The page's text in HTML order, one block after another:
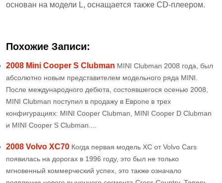
основан на модели L, оснащается также CD-плеером.
Похожие Записи:
2008 Mini Cooper S Clubman MINI Clubman 2008 года, был
абсолютно новым представителем модельного ряда MINI.
После международного дебюта, состоявшегося осенью 2008,
MINI Clubman поступил в продажу в Европе в трех
конфигурациях: MINI Cooper Clubman, MINI Cooper D Clubman
и MINI Cooper S Clubman....
2008 Volvo XC70 Когда первая модель XC от Volvo Cars
появилась на дорогах в 1996 году, это был не только
мгновенный коммерческий успех, это также означало